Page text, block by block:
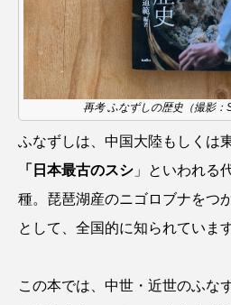
グラミー グルクン
ケープペンギン ゲンゴロウ
コウテイペンギン コオイ
コガタペンギン コガネス
コクチバス コクレン
コブシメ コブダイ
再考 ふなずしの歴史（撮影：
ふなずしは、中国大陸もしくは
「日本最古のスシ 」といわれる
種。琵琶湖産のニゴロブナをつ
として、全国的に知られています
この本では、中世・近世のふな